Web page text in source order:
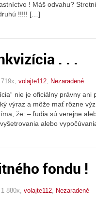
! Máš odvahu?
!!!!! […]
. . .
volajte112 Nezaradené
nie je oficiálny právny
výraz a môže mať rôzne
že: – ľudia sú verejne
alebo
fondu !
880x, volajte112 Nezaradené